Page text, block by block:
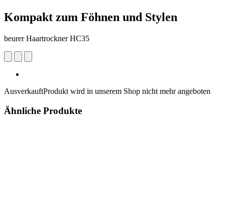
Kompakt zum Föhnen und Stylen
beurer Haartrockner HC35
AusverkauftProdukt wird in unserem Shop nicht mehr angeboten
Ähnliche Produkte